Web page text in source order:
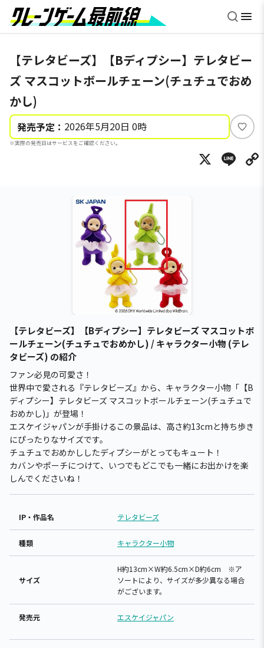
【テレタビーズ】【Bディプシー】テレタビー
ズ マスコットボールチェーン(チュチュでおめ
かし)
発売予定： 2026年5月20日 0時
※実際の発売日はサービスをご確認ください。
い
ね
X
【テレタビーズ】【Bディプシー】テレタビーズ マスコットボ
ールチェーン(チュチュでおめかし) / キャラクター小物 (テレ
タビーズ) の紹介
ファン必見の可愛さ！
世界中で愛される『テレタビーズ』から、キャラクター小物「【B
ディプシー】テレタビーズ マスコットボールチェーン(チュチュで
おめかし)」が登場！
エスケイジャパンが手掛けるこの景品は、高さ約13cmと持ち歩き
にぴったりなサイズです。
チュチュでおめかししたディプシーがとってもキュート！
カバンやポーチにつけて、いつでもどこでも一緒にお出かけを楽
しんでくださいね！
IP・作品名 テレタビーズ
種類 キャラクター小物
サイズ
H約13cm×W約6.5cm×D約6cm ※ア
ソートにより、サイズが多少異なる場合
がございます。
発売元 エスケイジャパン